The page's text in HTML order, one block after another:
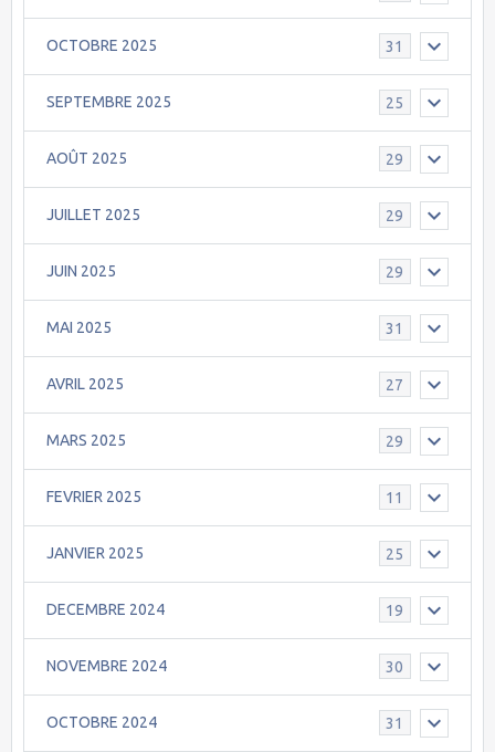
OCTOBRE 2025 31
SEPTEMBRE 2025 25
AOÛT 2025 29
JUILLET 2025 29
JUIN 2025 29
MAI 2025 31
AVRIL 2025 27
MARS 2025 29
FEVRIER 2025 11
JANVIER 2025 25
DECEMBRE 2024 19
NOVEMBRE 2024 30
OCTOBRE 2024 31